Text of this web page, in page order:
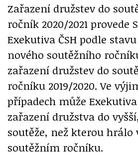
Zařazení družstev do
ročník 2020/2021 provede
Exekutiva ČSH podle
nového soutěžního
zařazení družstev do
ročníku 2019/2020. Ve
případech může
zařazení družstva do
soutěže, než kterou
soutěžním ročníku.